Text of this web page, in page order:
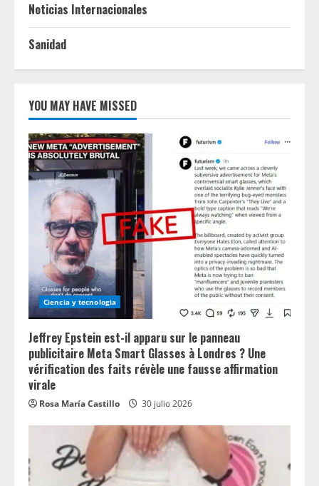
Noticias Internacionales
Sanidad
YOU MAY HAVE MISSED
Ciencia y tecnologia
Jeffrey Epstein est-il apparu sur le panneau
publicitaire Meta Smart Glasses à Londres ? Une
vérification des faits révèle une fausse affirmation
virale
Rosa María Castillo 30 julio 2026